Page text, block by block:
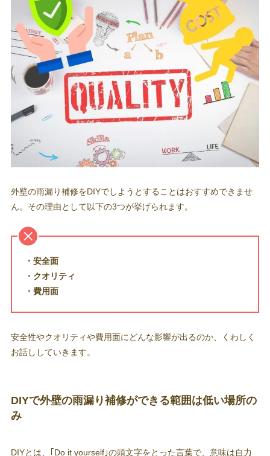
外壁の雨漏り補修をDIYでしようとすることはおすすめできませ
ん。その理由として以下の3つが挙げられます。
・安全面
・クオリティ
・費用面
安全性やクオリティや費用面にどんな影響が出るのか、くわしく
お話ししていきます。
DIYで外壁の雨漏り補修ができる範囲は低い場所の
み
DIYとは、｢Do it yourself｣の頭文字をとった言葉で、意味は自力